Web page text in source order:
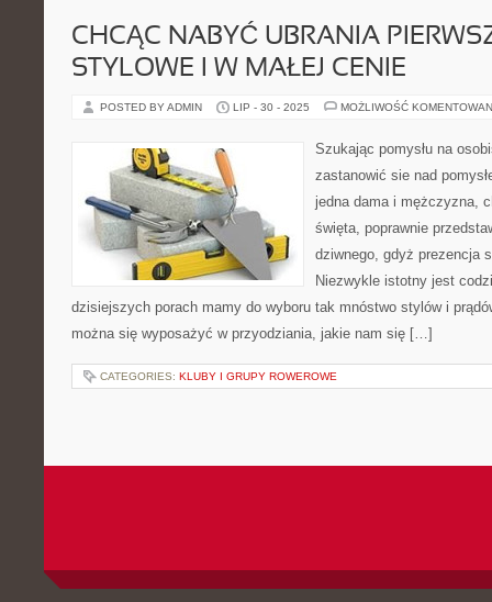
CHCĄC NABYĆ UBRANIA
STYLOWE I W MAŁEJ CENIE
POSTED BY ADMIN LIP - 30 - 2025 MOŻLIWOŚĆ
Szukając pomysłu na
zastanowić sie nad
jedna dama i mężczyzna,
święta, poprawnie
dziwnego, gdyż prezencja
Niezwykle istotny jest
dzisiejszych porach mamy do wyboru tak mnóstwo stylów i
można się wyposażyć w przyodziania, jakie nam się […]
CATEGORIES: KLUBY I GRUPY ROWEROWE